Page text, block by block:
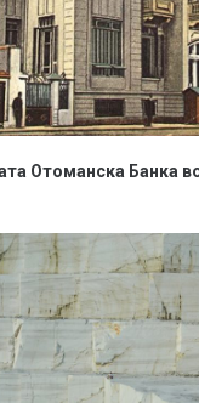
Отоманска Банка